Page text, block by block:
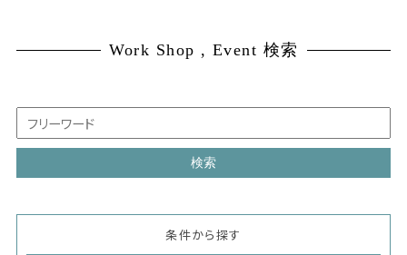
Work Shop , Event 検索
条件から探す